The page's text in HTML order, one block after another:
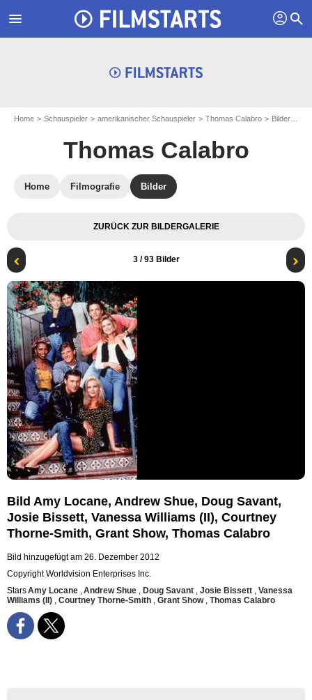
menu profil search
Home Schauspieler amerikanischer Schauspieler Thomas Calabro Bilder zu Thomas Calabro
Thomas Calabro
Home Filmografie Bilder
ZURÜCK ZUR BILDERGALERIE
3/ 93 Bilder
Bild Amy Locane, Andrew Shue, Doug Savant,
Josie Bissett, Vanessa Williams (II), Courtney
Thorne-Smith, Grant Show, Thomas Calabro
Bild hinzugefügt am 26. Dezember 2012
Copyright Worldvision Enterprises Inc.
StarsAmy Locane ,Andrew Shue , Doug Savant , Josie Bissett , Vanessa
Williams (II) , Courtney Thorne-Smith , Grant Show , Thomas Calabro